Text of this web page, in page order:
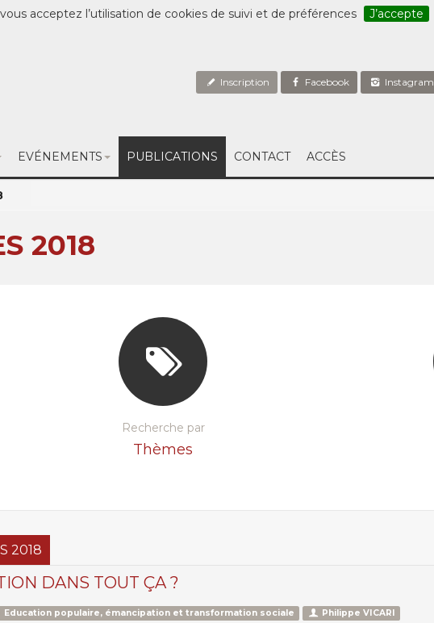
acceptez l’utilisation de cookies de suivi et de préférences J’accepte
Inscription Facebook Instagram
EVÉNEMENTS PUBLICATIONS CONTACT ACCÈS
2018
Recherche par
Thèmes
2018
DANS TOUT ÇA ?
Education populaire, émancipation et transformation sociale Philippe VICARI